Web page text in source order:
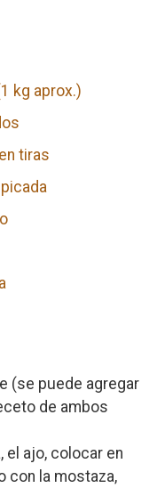
kg aprox.)
tiras
(se puede agregar
de ambos
el ajo, colocar en
con la mostaza,